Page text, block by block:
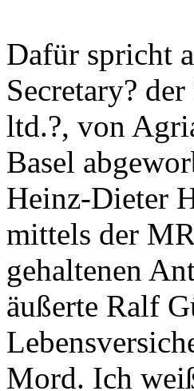
Dafür spricht
Secretary?
ltd.?, von
Basel
Heinz-Dieter
mittels der
gehaltenen
äußerte Ralf
Mord. Ich